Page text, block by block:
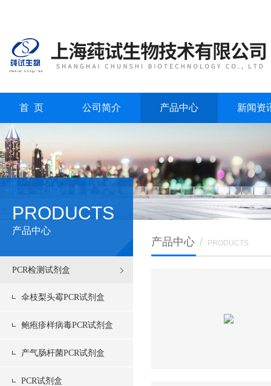
首 页 公司简介 产品中心 新闻资
PRODUCTS
产品中心
PCR检测试剂盒
伞枝梨头霉PCR试剂盒
鲍疱疹样病毒PCR试剂盒
产气肠杆菌PCR试剂盒
PCR试剂盒
产品中心 / PRODUCTS